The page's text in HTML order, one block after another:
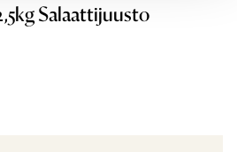
Salaattijuusto